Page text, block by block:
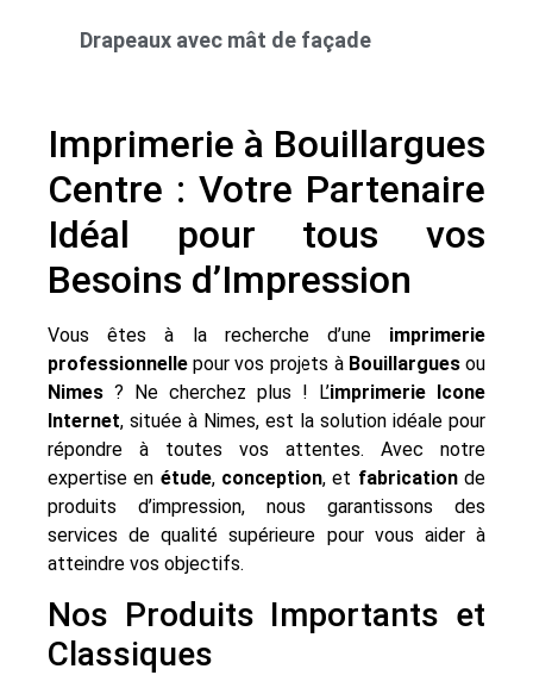
Drapeaux avec mât de façade
Imprimerie à Bouillargues
Centre : Votre Partenaire
Idéal pour tous vos
Besoins d’Impression
Vous êtes à la recherche d’une imprimerie
professionnelle pour vos projets à Bouillarguesou
Nimes ? Ne cherchez plus ! L’imprimerie Icone
Internet, située à Nimes, est la solution idéale pour
répondre à toutes vos attentes. Avec notre
expertise en étude, conception, et fabricationde
produits d’impression, nous garantissons des
services de qualité supérieure pour vous aider à
atteindre vos objectifs.
Nos Produits Importants et
Classiques